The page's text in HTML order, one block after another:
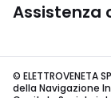
Assistenza
©
della Navigazione